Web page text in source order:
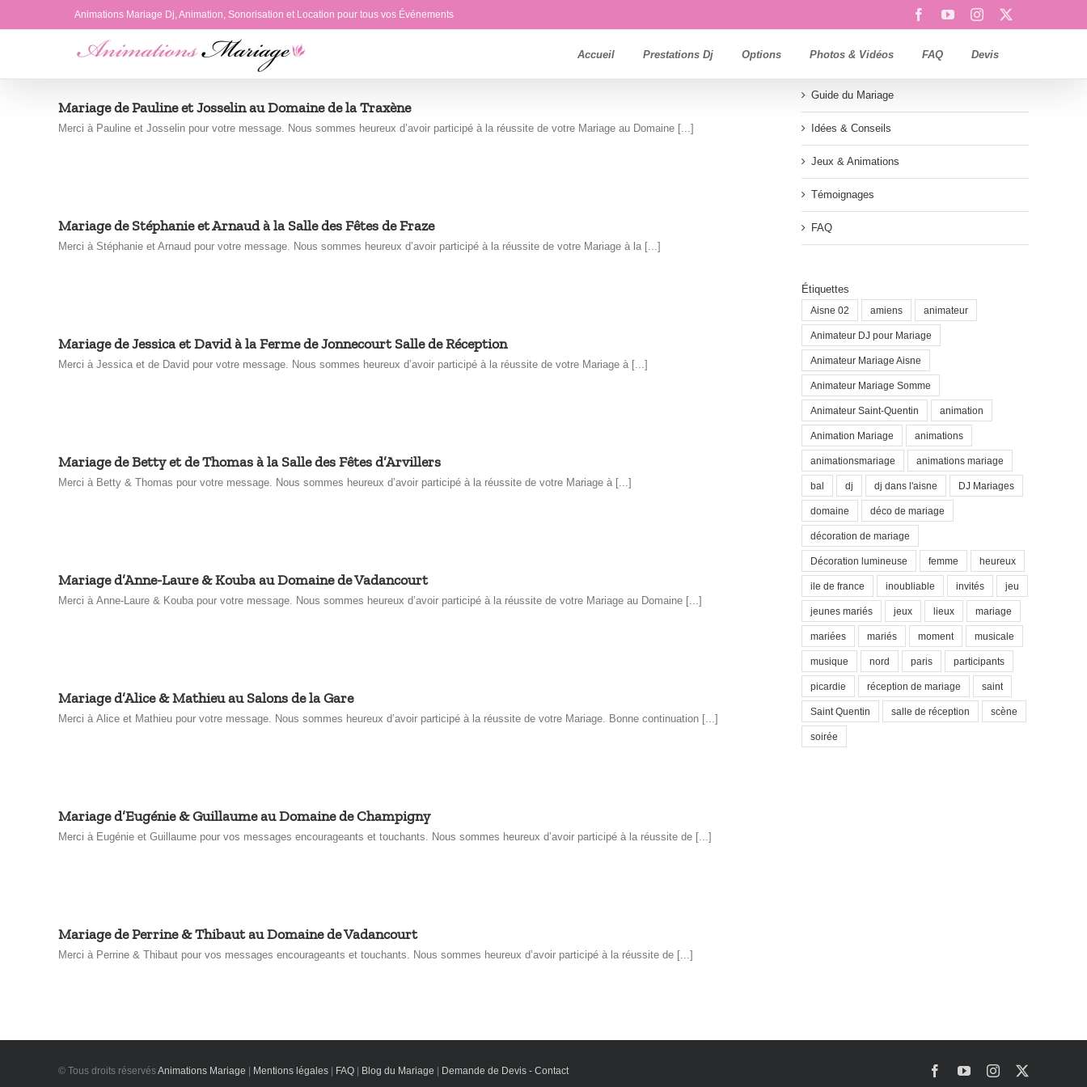
Animations Mariage Dj, Animation, Sonorisation et Location pour tous vos Événements FacebookYouTubeInstagram
Accueil Prestations Dj Options Photos & Vidéos FAQ Devis
Mariage de Pauline et Josselin au Domaine de la Traxène
Merci à Pauline et Josselin pour votre message. Nous sommes heureux d’avoir participé à la réussite de votre Mariage au Domaine [...]
Mariage de Stéphanie et Arnaud à la Salle des Fêtes de Fraze
Merci à Stéphanie et Arnaud pour votre message. Nous sommes heureux d’avoir participé à la réussite de votre Mariage à la [...]
Mariage de Jessica et David à la Ferme de Jonnecourt Salle de Réception
Merci à Jessica et de David pour votre message. Nous sommes heureux d’avoir participé à la réussite de votre Mariage à [...]
Mariage de Betty et de Thomas à la Salle des Fêtes d’Arvillers
Merci à Betty & Thomas pour votre message. Nous sommes heureux d’avoir participé à la réussite de votre Mariage à [...]
Mariage d’Anne-Laure & Kouba au Domaine de Vadancourt
Merci à Anne-Laure & Kouba pour votre message. Nous sommes heureux d’avoir participé à la réussite de votre Mariage au Domaine [...]
Mariage d’Alice & Mathieu au Salons de la Gare
Merci à Alice et Mathieu pour votre message. Nous sommes heureux d’avoir participé à la réussite de votre Mariage. Bonne continuation [...]
Mariage d’Eugénie & Guillaume au Domaine de Champigny
Merci à Eugénie et Guillaume pour vos messages encourageants et touchants. Nous sommes heureux d’avoir participé à la réussite de [...]
Mariage de Perrine & Thibaut au Domaine de Vadancourt
Merci à Perrine & Thibaut pour vos messages encourageants et touchants. Nous sommes heureux d’avoir participé à la réussite de [...]
Guide du Mariage
Idées & Conseils
Jeux & Animations
Témoignages
FAQ
Étiquettes
Aisne 02 amiens animateur
Animateur DJ pour Mariage
Animateur Mariage Aisne
Animateur Mariage Somme
Animateur Saint-Quentin animation
Animation Mariage animations
animationsmariage animations mariage
bal dj dj dans l'aisne DJ Mariages
domaine déco de mariage
décoration de mariage
Décoration lumineuse femme heureux
ile de france inoubliable invités jeu
jeunes mariés jeux lieux mariage
mariées mariés moment musicale
musique nord paris participants
picardie réception de mariage saint
Saint Quentin salle de réception scène
soirée
© Tous droits réservésAnimations Mariage Mentions légales FAQ Blog du Mariage Demande de Devis - Contact FacebookYouTubeInstagram